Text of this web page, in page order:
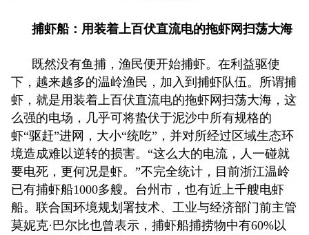
捕虾船：用装着上百伏直流电的拖虾网扫荡大海
既然没有鱼捕，渔民便开始捕虾。在利益驱使
下，越来越多的温岭渔民，加入到捕虾队伍。所谓捕
虾，就是用装着上百伏直流电的拖虾网扫荡大海，这
么强的电场，几乎可将蛰伏于泥沙中所有规格的
虾“驱赶”进网，大小“统吃”，并对所经过区域生态环
境造成难以逆转的损害。“这么大的电流，人一碰就
要电死，更何况是虾。”不完全统计，目前浙江温岭
已有捕虾船1000多艘。台州市，也有近上千艘电虾
船。联合国环境规划署技术、工业与经济部门前主管
莫妮克·巴尔比也曾表示，捕虾船捕捞物中有60%以